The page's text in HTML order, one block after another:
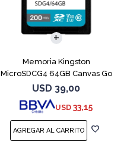
Memoria Kingston
MicroSDCG4 64GB Canvas Go
Plus V30
USD 39,00
USD 33,15